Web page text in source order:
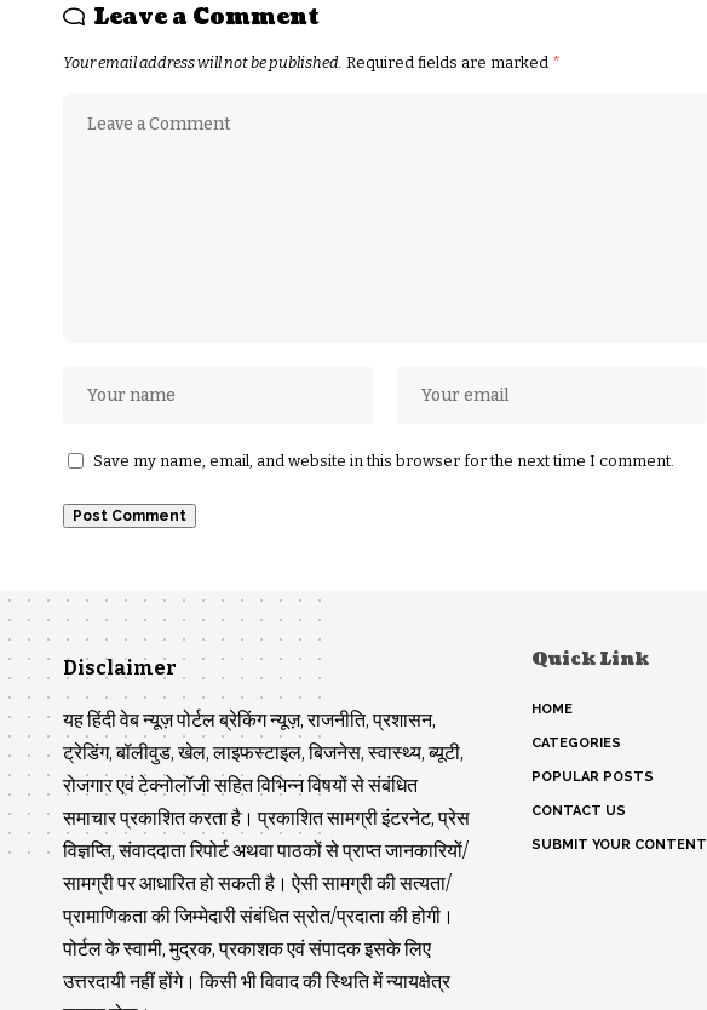
Leave a Comment
Your email address will not be published. Required fields are marked *
Save my name, email, and website in this browser for the next time I comment.
Disclaimer
यह हिंदी वेब न्यूज़ पोर्टल ब्रेकिंग न्यूज़, राजनीति, प्रशासन,
ट्रेडिंग, बॉलीवुड, खेल, लाइफस्टाइल, बिजनेस, स्वास्थ्य, ब्यूटी,
रोजगार एवं टेक्नोलॉजी सहित विभिन्न विषयों से संबंधित
समाचार प्रकाशित करता है। प्रकाशित सामग्री इंटरनेट, प्रेस
विज्ञप्ति, संवाददाता रिपोर्ट अथवा पाठकों से प्राप्त जानकारियों/
सामग्री पर आधारित हो सकती है। ऐसी सामग्री की सत्यता/
प्रामाणिकता की जिम्मेदारी संबंधित स्रोत/प्रदाता की होगी।
पोर्टल के स्वामी, मुद्रक, प्रकाशक एवं संपादक इसके लिए
उत्तरदायी नहीं होंगे। किसी भी विवाद की स्थिति में न्यायक्षेत्र
Quick Link
HOME
CATEGORIES
POPULAR POSTS
CONTACT US
SUBMIT YOUR CONTENT